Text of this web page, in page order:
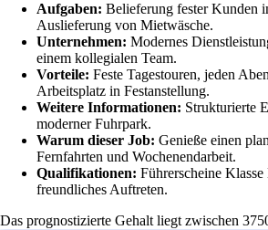
Aufgaben: Belieferung fester Kunden
Auslieferung von Mietwäsche.
Unternehmen: Modernes
einem kollegialen Team.
Vorteile: Feste Tagestouren, jeden
Arbeitsplatz in Festanstellung.
Weitere Informationen: Strukturierte
moderner Fuhrpark.
Warum dieser Job: Genieße einen
Fernfahrten und Wochenendarbeit.
Qualifikationen: Führerscheine
freundliches Auftreten.
Das prognostizierte Gehalt liegt zwischen